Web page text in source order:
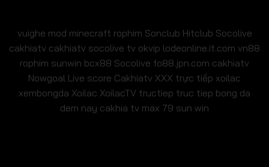
vuighe mod minecraft rophim Sonclub Hitclub Socolive
cakhiatv cakhiatv socolive tv okvip lodeonline.it.com vn88
rophim sunwin bcx88 Socolive fo88.jpn.com cakhiatv
Nowgoal Live score Cakhiatv XXX trực tiếp xoilac
xembongda Xoilac XoilacTV tructiep truc tiep bong da
dem nay cakhia tv max 79 sun win